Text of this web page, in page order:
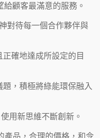
給顧客最滿意的服務。
對待每一個合作夥伴與
確地達成所設定的目
題，積極將綠能環保融入
用新思維不斷創新。